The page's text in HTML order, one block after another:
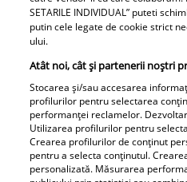
pentru prima dată ce a
trăit în vila de la
Izvorani. Ce nu s-a văzut
niciodată la TV: ”Eu am
cunoscut o altă latură a
relației lor. În casă era o
atmosferă..."
Adrian Rus „Sinner” a
SETARILE INDIVIDUAL” puteti
putin cele legate de cookie strict
ului.
Atât noi, cât și partenerii noștri
Stocarea și/sau accesarea
profilurilor pentru selectarea
performanței reclamelor.
Utilizarea profilurilor pentru
Crearea profilurilor de conținut
pentru a selecta conținutul.
personalizată. Măsurarea